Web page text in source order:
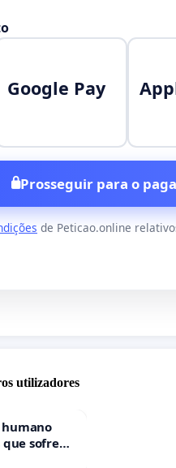
Google Pay
Prosseguir para o
de Peticao.online
utilizadores
sofrem
hospitais